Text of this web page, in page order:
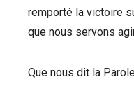
remporté la victoire
que nous servons
Que nous dit la